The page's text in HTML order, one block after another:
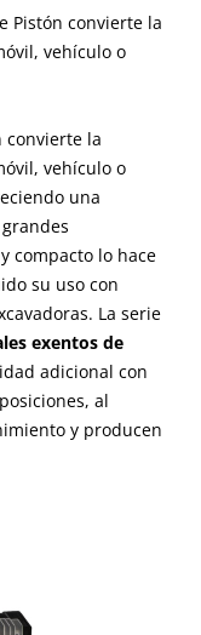
Pistón convierte la
vehículo o
convierte la
vehículo o
una
compacto lo hace
su uso con
La serie
exentos de
adicional con
al
y producen